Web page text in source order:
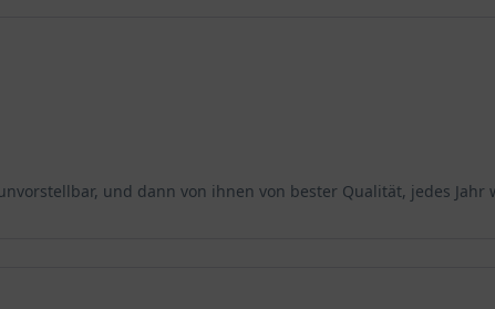
und dann von ihnen von bester Qualität, jedes